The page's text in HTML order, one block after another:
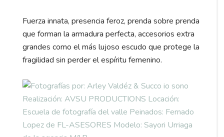
Fuerza innata, presencia feroz, prenda sobre prenda
que forman la armadura perfecta, accesorios extra
grandes como el más lujoso escudo que protege la
fragilidad sin perder el espíritu femenino.